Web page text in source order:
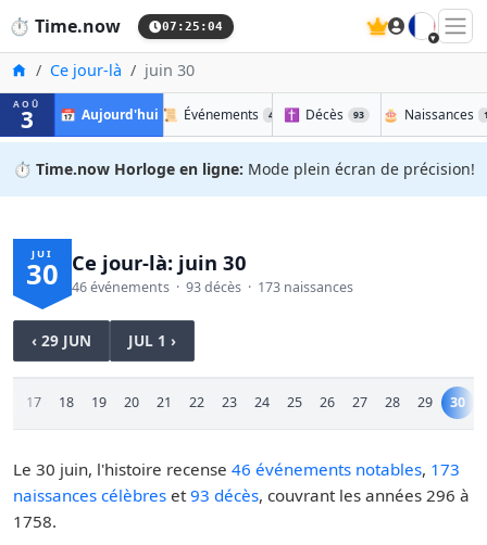
⏱️ Time.now 07:25:04 🇫🇷
Accueil
Ce jour-là juin 30
AOÛ
3 📅 Aujourd'hui 📜 Événements 46 ✝️ Décès 93 🎂 Naissances
⏱️ Time.now Horloge en ligne: Mode plein écran de précision!
JUI
30 Ce jour-là: juin 30
46 événements · 93 décès · 173 naissances
‹ 29 JUN JUL 1 ›
17 18 19 20 21 22 23 24 25 26 27 28 29 30
Le 30 juin, l'histoire recense 46 événements notables, 173
naissances célèbres et 93 décès, couvrant les années 296 à
1758.